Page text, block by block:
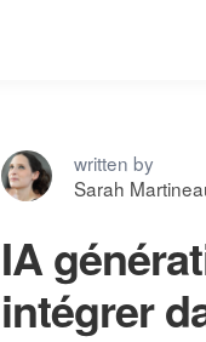
written by
Sarah
IA
intégrer